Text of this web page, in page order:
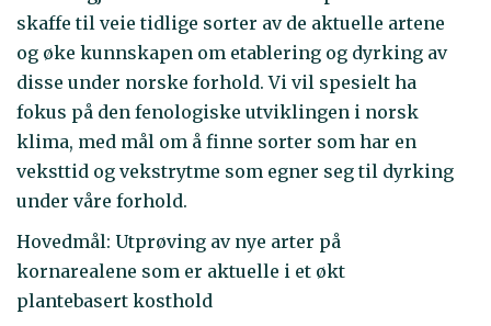
skaffe til veie tidlige sorter av de aktuelle artene
og øke kunnskapen om etablering og dyrking av
disse under norske forhold. Vi vil spesielt ha
fokus på den fenologiske utviklingen i norsk
klima, med mål om å finne sorter som har en
veksttid og vekstrytme som egner seg til dyrking
under våre forhold.
Hovedmål: Utprøving av nye arter på
kornarealene som er aktuelle i et økt
plantebasert kosthold